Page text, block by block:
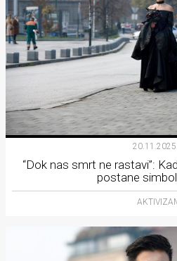
20.11.2025.
“Dok nas smrt ne rastavi”:
postane